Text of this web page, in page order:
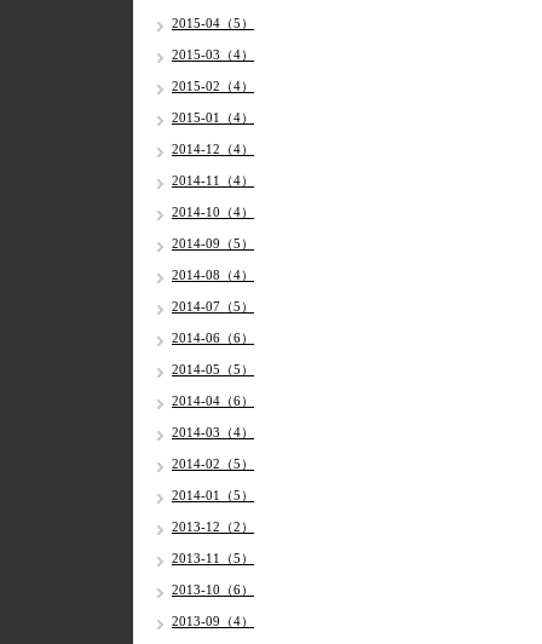
2015-04（5）
2015-03（4）
2015-02（4）
2015-01（4）
2014-12（4）
2014-11（4）
2014-10（4）
2014-09（5）
2014-08（4）
2014-07（5）
2014-06（6）
2014-05（5）
2014-04（6）
2014-03（4）
2014-02（5）
2014-01（5）
2013-12（2）
2013-11（5）
2013-10（6）
2013-09（4）